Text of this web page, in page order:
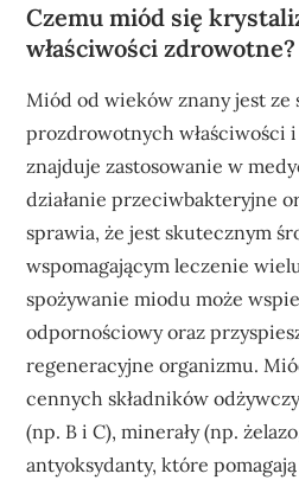
Czemu miód się
właściwości zdrowotne?
Miód od wieków znany jest ze
prozdrowotnych właściwości
znajduje zastosowanie w
działanie przeciwbakteryjne
sprawia, że jest skutecznym
wspomagającym leczenie
spożywanie miodu może
odpornościowy oraz
regeneracyjne organizmu.
cennych składników
(np. B i C), minerały (np.
antyoksydanty, które